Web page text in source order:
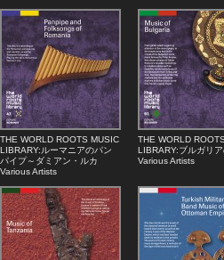
THE WORLD ROOTS MUSIC
LIBRARY:ルーマニアのパン
パイプ～ダミアン・ルカ
Various Artists
THE WORLD
LIBRARY:ブルガリ
Various Artists